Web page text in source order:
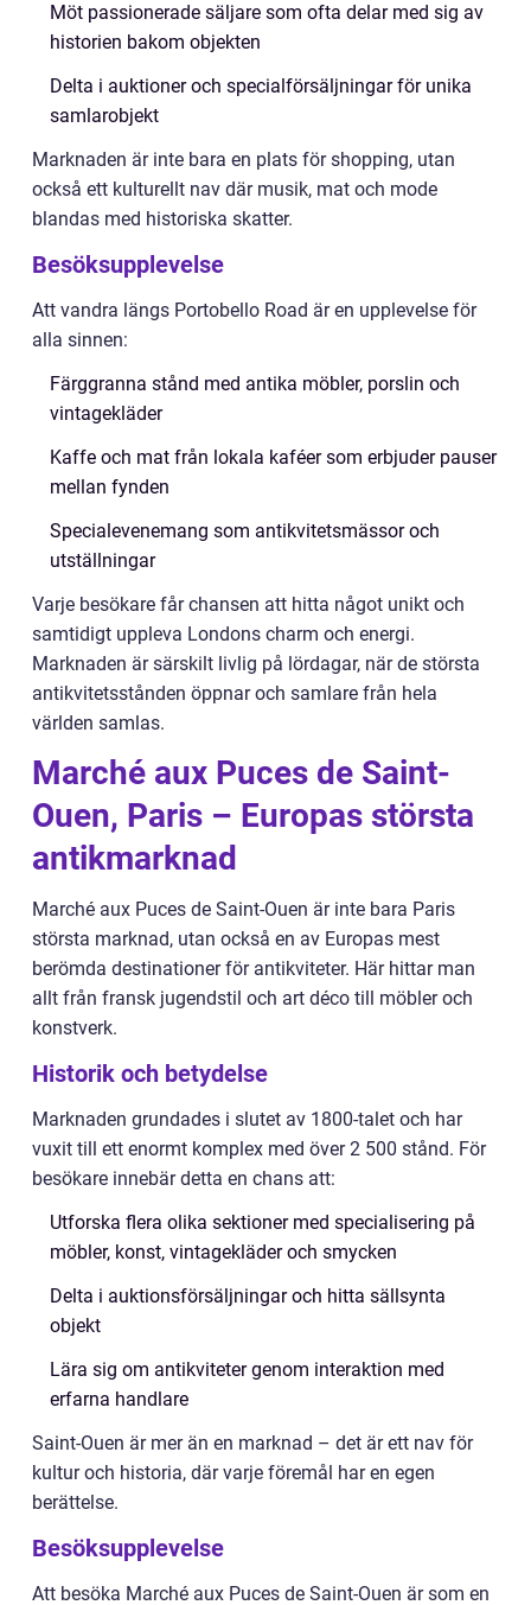
Möt passionerade säljare som ofta delar med sig av
historien bakom objekten
Delta i auktioner och specialförsäljningar för unika
samlarobjekt
Marknaden är inte bara en plats för shopping, utan
också ett kulturellt nav där musik, mat och mode
blandas med historiska skatter.
Besöksupplevelse
Att vandra längs Portobello Road är en upplevelse för
alla sinnen:
Färggranna stånd med antika möbler, porslin och
vintagekläder
Kaffe och mat från lokala kaféer som erbjuder pauser
mellan fynden
Specialevenemang som antikvitetsmässor och
utställningar
Varje besökare får chansen att hitta något unikt och
samtidigt uppleva Londons charm och energi.
Marknaden är särskilt livlig på lördagar, när de största
antikvitetsstånden öppnar och samlare från hela
världen samlas.
Marché aux Puces de Saint-
Ouen, Paris – Europas största
antikmarknad
Marché aux Puces de Saint-Ouen är inte bara Paris
största marknad, utan också en av Europas mest
berömda destinationer för antikviteter. Här hittar man
allt från fransk jugendstil och art déco till möbler och
konstverk.
Historik och betydelse
Marknaden grundades i slutet av 1800-talet och har
vuxit till ett enormt komplex med över 2 500 stånd. För
besökare innebär detta en chans att:
Utforska flera olika sektioner med specialisering på
möbler, konst, vintagekläder och smycken
Delta i auktionsförsäljningar och hitta sällsynta
objekt
Lära sig om antikviteter genom interaktion med
erfarna handlare
Saint-Ouen är mer än en marknad – det är ett nav för
kultur och historia, där varje föremål har en egen
berättelse.
Besöksupplevelse
Att besöka Marché aux Puces de Saint-Ouen är som en